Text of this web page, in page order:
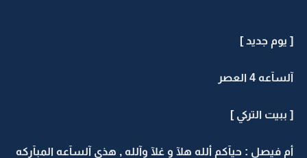
[ يوم جديد ]
آلسآعه 4 العصر
[ ببيت التركي ]
أم فيصل : حيآكم ألله هلآ و غلآ وآلله , هذي آلسآعه المبآركه